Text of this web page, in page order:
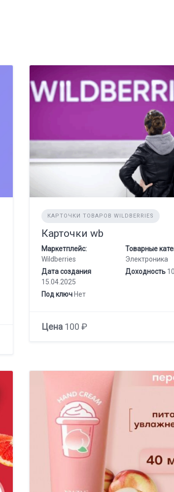
КАРТОЧКИ ТОВАРОВ WILDBERRIES
Карточки wb
Маркетплейс:
Wildberries
Товарные
Электроника
Дата создания
15.04.2025
Доходность
Под ключНет
Цена100 ₽